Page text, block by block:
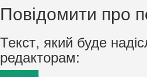
Повідомити про
Текст, який буде
редакторам: